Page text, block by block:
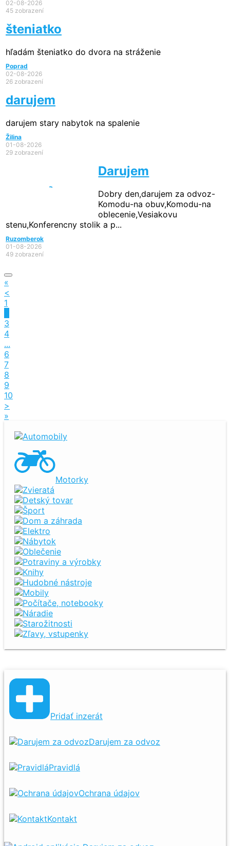
02-08-2026
45 zobrazení
šteniatko
hľadám šteniatko do dvora na stráženie
Poprad
02-08-2026
26 zobrazení
darujem
darujem stary nabytok na spalenie
Žilina
01-08-2026
29 zobrazení
Darujem
Dobry den,darujem za odvoz-
Komodu-na obuv,Komodu-na
oblecenie,Vesiakovu
stenu,Konferencny stolik a p...
Ruzomberok
01-08-2026
49 zobrazení
«
<
1
3
4
...
6
7
8
9
10
>
»
Automobily
Motorky
Zvieratá
Detský tovar
Šport
Dom a záhrada
Elektro
Nábytok
Oblečenie
Potraviny a výrobky
Knihy
Hudobné nástroje
Mobily
Počítače, notebooky
Náradie
Starožitnosti
Zľavy, vstupenky
Pridať inzerát
Darujem za odvoz
Pravidlá
Ochrana údajov
Kontakt